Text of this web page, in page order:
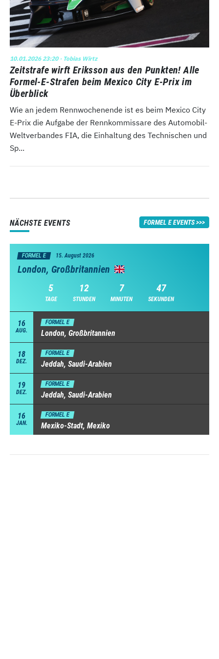
10.01.2026 23:20· Tobias Wirtz
Zeitstrafe wirft Eriksson aus den Punkten! Alle
Formel-E-Strafen beim Mexico City E-Prix im
Überblick
Wie an jedem Rennwochenende ist es beim Mexico City
E-Prix die Aufgabe der Rennkommissare des Automobil-
Weltverbandes FIA, die Einhaltung des Technischen und
Sp...
NÄCHSTE EVENTS FORMEL E EVENTS
FORMEL E 15. August 2026
London, Großbritannien
5
TAGE
12
STUNDEN
7
MINUTEN
46
SEKUNDEN
16
AUG.
FORMEL E
London, Großbritannien
18
DEZ.
FORMEL E
Jeddah, Saudi-Arabien
19
DEZ.
FORMEL E
Jeddah, Saudi-Arabien
16
JAN.
FORMEL E
Mexiko-Stadt, Mexiko